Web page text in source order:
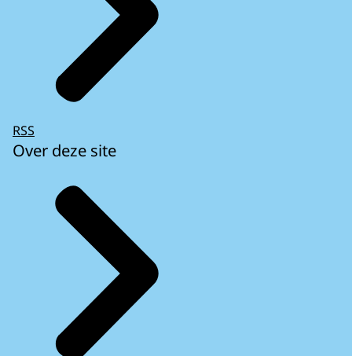
RSS
Over deze site